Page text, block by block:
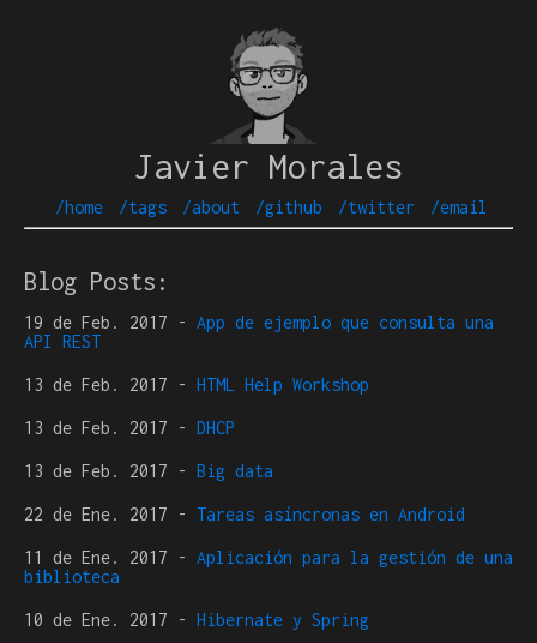
Javier Morales
/home /tags /about /github /twitter /email
Blog Posts:
19 de Feb. 2017 - App de ejemplo que consulta una
API REST
13 de Feb. 2017 - HTML Help Workshop
13 de Feb. 2017 - DHCP
13 de Feb. 2017 - Big data
22 de Ene. 2017 - Tareas asíncronas en Android
11 de Ene. 2017 - Aplicación para la gestión de una
biblioteca
10 de Ene. 2017 - Hibernate y Spring